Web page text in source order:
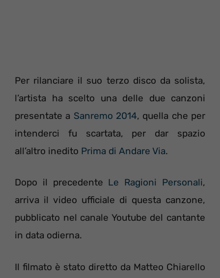
Per rilanciare il suo terzo disco da solista,
l’artista ha scelto una delle due canzoni
presentate a Sanremo 2014, quella che per
intenderci fu scartata, per dar spazio
all’altro inedito Prima di Andare Via.
Dopo il precedente Le Ragioni Personali,
arriva il video ufficiale di questa canzone,
pubblicato nel canale Youtube del cantante
in data odierna.
Il filmato è stato diretto da Matteo Chiarello